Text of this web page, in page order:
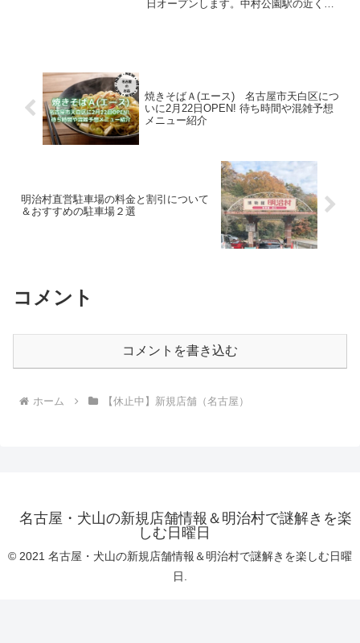
日オープンします。中村公園駅の近く
焼きそばＡ(エース) 名古屋市天白区につ
いに2月22日OPEN! 待ち時間や混雑予想
メニュー紹介
明治村直営駐車場の料金と割引について
＆おすすめの駐車場２選
コメント
コメントを書き込む
ホーム 【休止中】新規店舗（名古屋）
名古屋・犬山の新規店舗情報＆明治村で謎解きを楽
しむ日曜日
© 2021 名古屋・犬山の新規店舗情報＆明治村で謎解きを楽しむ日曜
日.